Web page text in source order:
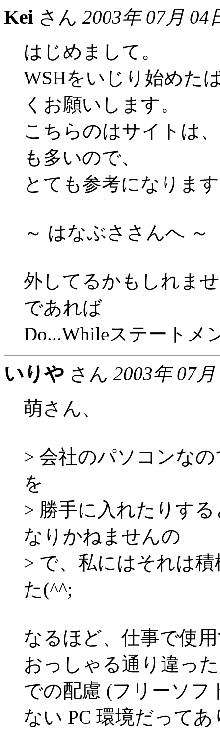
Kei さん 2003年 07月 04
はじめまして。
WSHをいじり始めた
くお願いします。
こちらのはサイトは
も多いので、
とても参考になりま
～ はなぶささんへ ～
外してるかもしれま
であれば
Do...Whileステートメ
いりや さん 2003年 07
萌さん、
> 会社のパソコンな
を
> 勝手に入れたりす
なりかねませんの
> で、私にはそれは
た(^^;
なるほど、仕事で使
おっしゃる通り違っ
での配慮 (フリーソフ
ない PC 環境だってあ